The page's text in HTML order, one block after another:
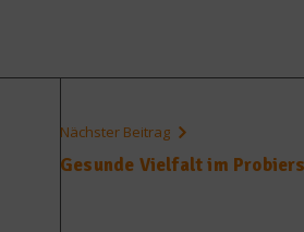
Nächster Beitrag
Gesunde Vielfalt im